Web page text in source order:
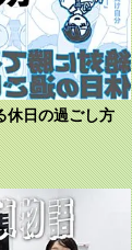
休日の過ごし方